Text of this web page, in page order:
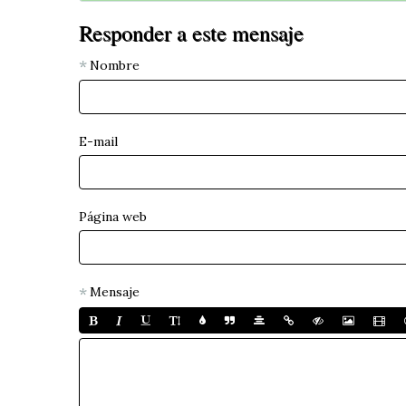
Responder a este mensaje
Nombre
E-mail
Página web
Mensaje